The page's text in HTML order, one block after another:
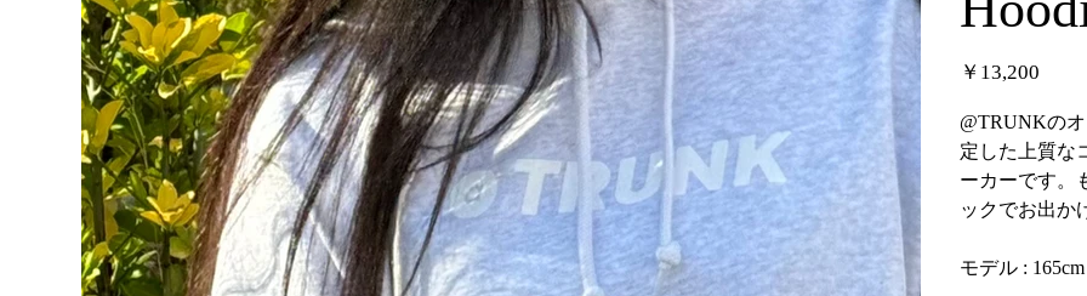
価
格
￥13,200
@TRUNKの
定した上質な
ーカーです。
ックでお出か
モデル :